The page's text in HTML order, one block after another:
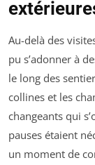
Au-delà des
pu s’adonner à
le long des
collines et les
changeants qui
pauses étaient
un moment de